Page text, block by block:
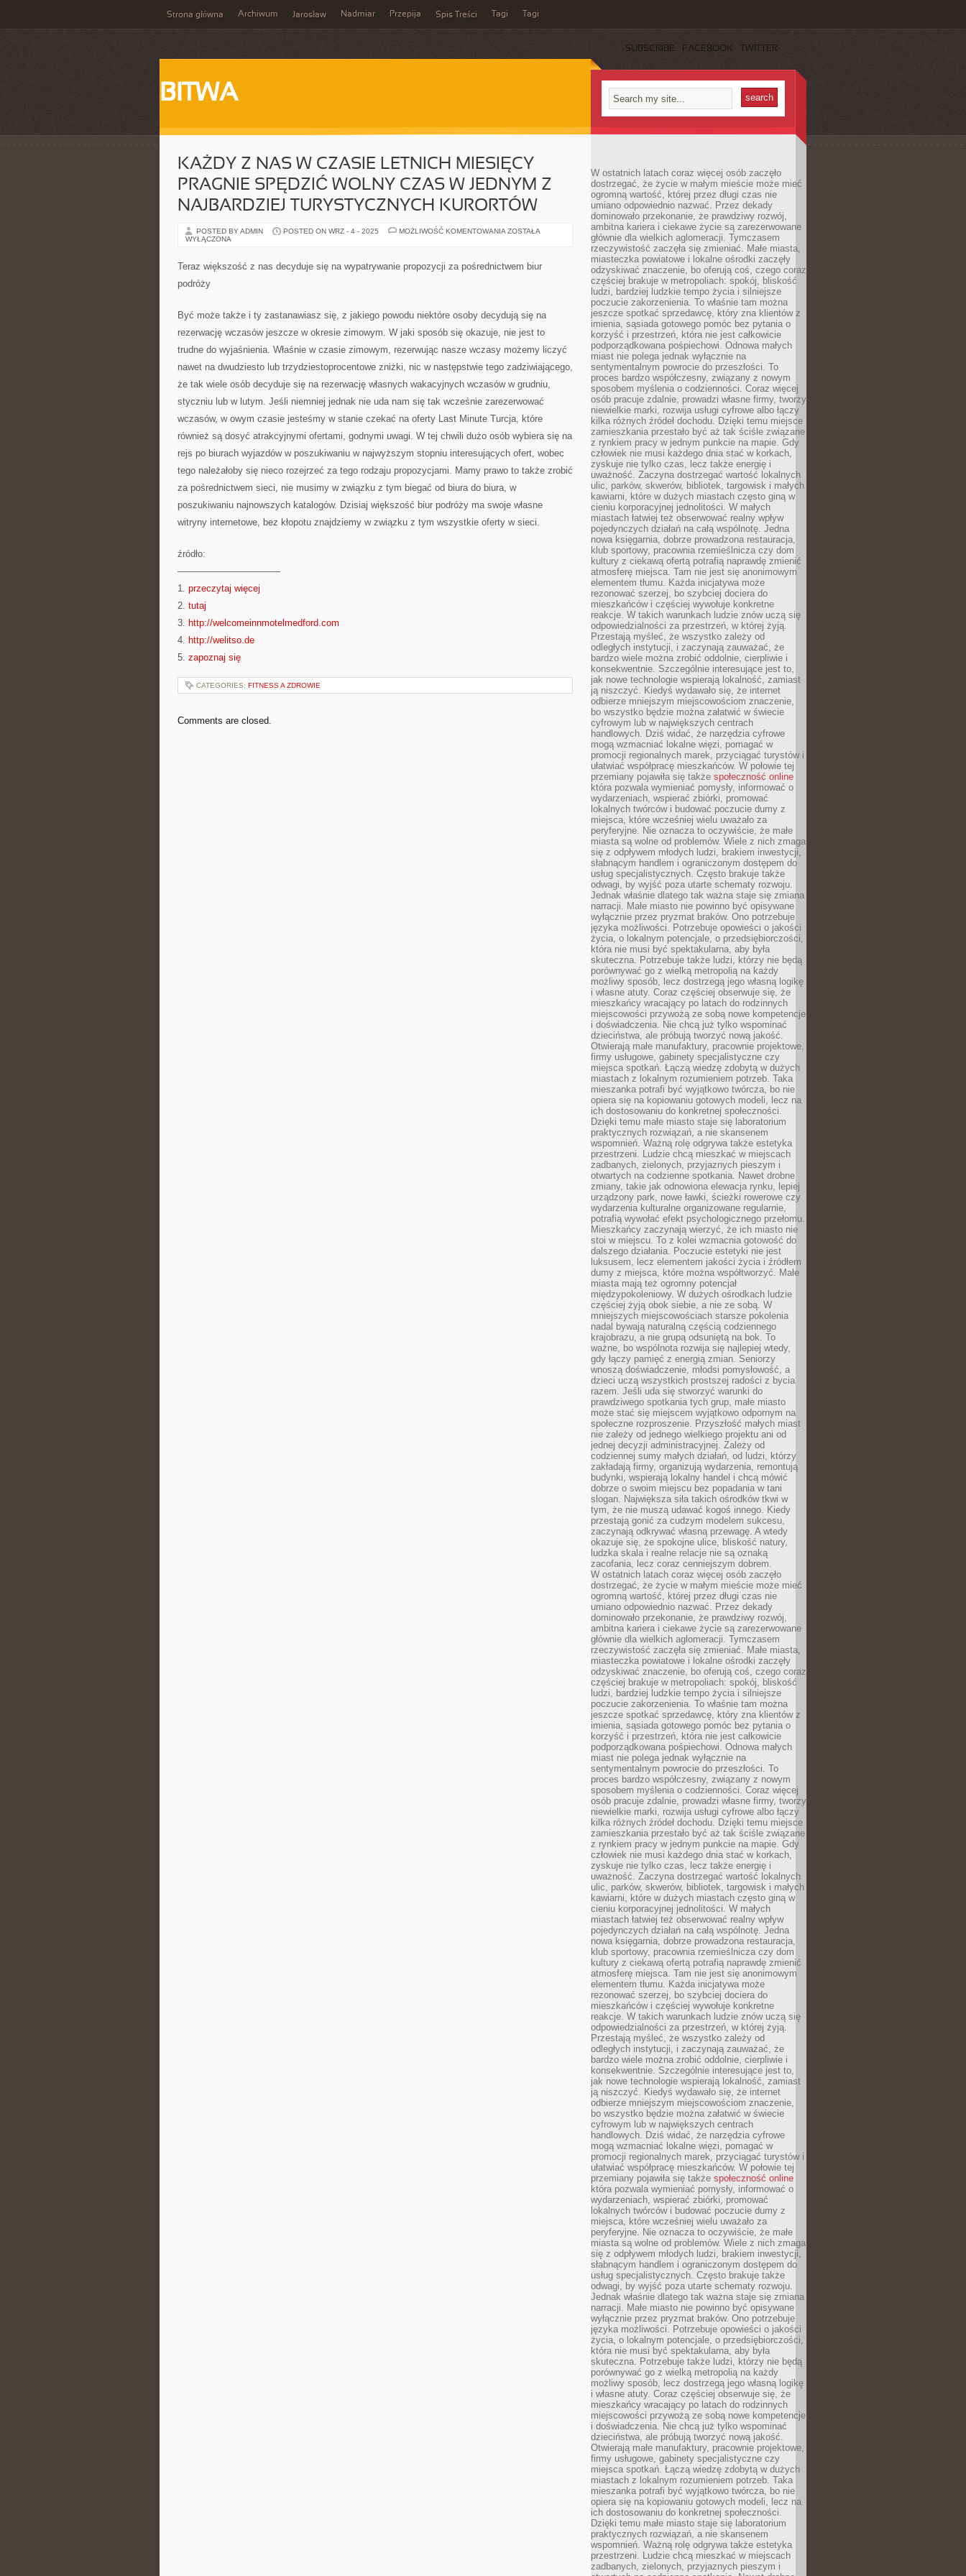
Strona główna Archiwum Jarosław Nadmiar Przepija Spis Treści Tagi Tagi
SUBSCRIBE FACEBOOK TWITTER
BITWA
KAŻDY Z NAS W CZASIE LETNICH MIESIĘCY
PRAGNIE SPĘDZIĆ WOLNY CZAS W JEDNYM Z
NAJBARDZIEJ TURYSTYCZNYCH KURORTÓW
POSTED BY ADMIN POSTED ON WRZ - 4 - 2025 MOŻLIWOŚĆ KOMENTOWANIA KAŻDY
CZASIE
LETNICH
W
Z
TURYSTYCZNYCH
KURORTÓW
ZOSTAŁA
WYŁĄCZONA
Teraz większość z nas decyduje się na wypatrywanie propozycji za pośrednictwem biur
podróży
Być może także i ty zastanawiasz się, z jakiego powodu niektóre osoby decydują się na
rezerwację wczasów jeszcze w okresie zimowym. W jaki sposób się okazuje, nie jest to
trudne do wyjaśnienia. Właśnie w czasie zimowym, rezerwując nasze wczasy możemy liczyć
nawet na dwudziesto lub trzydziestoprocentowe zniżki, nic w następstwie tego zadziwiającego,
że tak wiele osób decyduje się na rezerwację własnych wakacyjnych wczasów w grudniu,
styczniu lub w lutym. Jeśli niemniej jednak nie uda nam się tak wcześnie zarezerwować
wczasów, w owym czasie jesteśmy w stanie czekać na oferty Last Minute Turcja, które
również są dosyć atrakcyjnymi ofertami, godnymi uwagi. W tej chwili dużo osób wybiera się na
rejs po biurach wyjazdów w poszukiwaniu w najwyższym stopniu interesujących ofert, wobec
tego należałoby się nieco rozejrzeć za tego rodzaju propozycjami. Mamy prawo to także zrobić
za pośrednictwem sieci, nie musimy w związku z tym biegać od biura do biura, w
poszukiwaniu najnowszych katalogów. Dzisiaj większość biur podróży ma swoje własne
witryny internetowe, bez kłopotu znajdziemy w związku z tym wszystkie oferty w sieci.
źródło:
———————————
1. przeczytaj więcej
2. tutaj
3. http://welcomeinnmotelmedford.com
4. http://welitso.de
5. zapoznaj się
CATEGORIES: FITNESS A ZDROWIE
Comments are closed.
W ostatnich latach coraz więcej osób zaczęło
dostrzegać, że życie w małym mieście może mieć
ogromną wartość, której przez długi czas nie
umiano odpowiednio nazwać. Przez dekady
dominowało przekonanie, że prawdziwy rozwój,
ambitna kariera i ciekawe życie są zarezerwowane
głównie dla wielkich aglomeracji. Tymczasem
rzeczywistość zaczęła się zmieniać. Małe miasta,
miasteczka powiatowe i lokalne ośrodki zaczęły
odzyskiwać znaczenie, bo oferują coś, czego coraz
częściej brakuje w metropoliach: spokój, bliskość
ludzi, bardziej ludzkie tempo życia i silniejsze
poczucie zakorzenienia. To właśnie tam można
jeszcze spotkać sprzedawcę, który zna klientów z
imienia, sąsiada gotowego pomóc bez pytania o
korzyść i przestrzeń, która nie jest całkowicie
podporządkowana pośpiechowi. Odnowa małych
miast nie polega jednak wyłącznie na
sentymentalnym powrocie do przeszłości. To
proces bardzo współczesny, związany z nowym
sposobem myślenia o codzienności. Coraz więcej
osób pracuje zdalnie, prowadzi własne firmy, tworzy
niewielkie marki, rozwija usługi cyfrowe albo łączy
kilka różnych źródeł dochodu. Dzięki temu miejsce
zamieszkania przestało być aż tak ściśle związane
z rynkiem pracy w jednym punkcie na mapie. Gdy
człowiek nie musi każdego dnia stać w korkach,
zyskuje nie tylko czas, lecz także energię i
uważność. Zaczyna dostrzegać wartość lokalnych
ulic, parków, skwerów, bibliotek, targowisk i małych
kawiarni, które w dużych miastach często giną w
cieniu korporacyjnej jednolitości. W małych
miastach łatwiej też obserwować realny wpływ
pojedynczych działań na całą wspólnotę. Jedna
nowa księgarnia, dobrze prowadzona restauracja,
klub sportowy, pracownia rzemieślnicza czy dom
kultury z ciekawą ofertą potrafią naprawdę zmienić
atmosferę miejsca. Tam nie jest się anonimowym
elementem tłumu. Każda inicjatywa może
rezonować szerzej, bo szybciej dociera do
mieszkańców i częściej wywołuje konkretne
reakcje. W takich warunkach ludzie znów uczą się
odpowiedzialności za przestrzeń, w której żyją.
Przestają myśleć, że wszystko zależy od
odległych instytucji, i zaczynają zauważać, że
bardzo wiele można zrobić oddolnie, cierpliwie i
konsekwentnie. Szczególnie interesujące jest to,
jak nowe technologie wspierają lokalność, zamiast
ją niszczyć. Kiedyś wydawało się, że internet
odbierze mniejszym miejscowościom znaczenie,
bo wszystko będzie można załatwić w świecie
cyfrowym lub w największych centrach
handlowych. Dziś widać, że narzędzia cyfrowe
mogą wzmacniać lokalne więzi, pomagać w
promocji regionalnych marek, przyciągać turystów i
ułatwiać współpracę mieszkańców. W połowie tej
przemiany pojawiła się także społeczność online
która pozwala wymieniać pomysły, informować o
wydarzeniach, wspierać zbiórki, promować
lokalnych twórców i budować poczucie dumy z
miejsca, które wcześniej wielu uważało za
peryferyjne. Nie oznacza to oczywiście, że małe
miasta są wolne od problemów. Wiele z nich zmaga
się z odpływem młodych ludzi, brakiem inwestycji,
słabnącym handlem i ograniczonym dostępem do
usług specjalistycznych. Często brakuje także
odwagi, by wyjść poza utarte schematy rozwoju.
Jednak właśnie dlatego tak ważna staje się zmiana
narracji. Małe miasto nie powinno być opisywane
wyłącznie przez pryzmat braków. Ono potrzebuje
języka możliwości. Potrzebuje opowieści o jakości
życia, o lokalnym potencjale, o przedsiębiorczości,
która nie musi być spektakularna, aby była
skuteczna. Potrzebuje także ludzi, którzy nie będą
porównywać go z wielką metropolią na każdy
możliwy sposób, lecz dostrzegą jego własną logikę
i własne atuty. Coraz częściej obserwuje się, że
mieszkańcy wracający po latach do rodzinnych
miejscowości przywożą ze sobą nowe kompetencje
i doświadczenia. Nie chcą już tylko wspominać
dzieciństwa, ale próbują tworzyć nową jakość.
Otwierają małe manufaktury, pracownie projektowe,
firmy usługowe, gabinety specjalistyczne czy
miejsca spotkań. Łączą wiedzę zdobytą w dużych
miastach z lokalnym rozumieniem potrzeb. Taka
mieszanka potrafi być wyjątkowo twórcza, bo nie
opiera się na kopiowaniu gotowych modeli, lecz na
ich dostosowaniu do konkretnej społeczności.
Dzięki temu małe miasto staje się laboratorium
praktycznych rozwiązań, a nie skansenem
wspomnień. Ważną rolę odgrywa także estetyka
przestrzeni. Ludzie chcą mieszkać w miejscach
zadbanych, zielonych, przyjaznych pieszym i
otwartych na codzienne spotkania. Nawet drobne
zmiany, takie jak odnowiona elewacja rynku, lepiej
urządzony park, nowe ławki, ścieżki rowerowe czy
wydarzenia kulturalne organizowane regularnie,
potrafią wywołać efekt psychologicznego przełomu.
Mieszkańcy zaczynają wierzyć, że ich miasto nie
stoi w miejscu. To z kolei wzmacnia gotowość do
dalszego działania. Poczucie estetyki nie jest
luksusem, lecz elementem jakości życia i źródłem
dumy z miejsca, które można współtworzyć. Małe
miasta mają też ogromny potencjał
międzypokoleniowy. W dużych ośrodkach ludzie
częściej żyją obok siebie, a nie ze sobą. W
mniejszych miejscowościach starsze pokolenia
nadal bywają naturalną częścią codziennego
krajobrazu, a nie grupą odsuniętą na bok. To
ważne, bo wspólnota rozwija się najlepiej wtedy,
gdy łączy pamięć z energią zmian. Seniorzy
wnoszą doświadczenie, młodsi pomysłowość, a
dzieci uczą wszystkich prostszej radości z bycia
razem. Jeśli uda się stworzyć warunki do
prawdziwego spotkania tych grup, małe miasto
może stać się miejscem wyjątkowo odpornym na
społeczne rozproszenie. Przyszłość małych miast
nie zależy od jednego wielkiego projektu ani od
jednej decyzji administracyjnej. Zależy od
codziennej sumy małych działań, od ludzi, którzy
zakładają firmy, organizują wydarzenia, remontują
budynki, wspierają lokalny handel i chcą mówić
dobrze o swoim miejscu bez popadania w tani
slogan. Największa siła takich ośrodków tkwi w
tym, że nie muszą udawać kogoś innego. Kiedy
przestają gonić za cudzym modelem sukcesu,
zaczynają odkrywać własną przewagę. A wtedy
okazuje się, że spokojne ulice, bliskość natury,
ludzka skala i realne relacje nie są oznaką
zacofania, lecz coraz cenniejszym dobrem.
W ostatnich latach coraz więcej osób zaczęło
dostrzegać, że życie w małym mieście może mieć
ogromną wartość, której przez długi czas nie
umiano odpowiednio nazwać. Przez dekady
dominowało przekonanie, że prawdziwy rozwój,
ambitna kariera i ciekawe życie są zarezerwowane
głównie dla wielkich aglomeracji. Tymczasem
rzeczywistość zaczęła się zmieniać. Małe miasta,
miasteczka powiatowe i lokalne ośrodki zaczęły
odzyskiwać znaczenie, bo oferują coś, czego coraz
częściej brakuje w metropoliach: spokój, bliskość
ludzi, bardziej ludzkie tempo życia i silniejsze
poczucie zakorzenienia. To właśnie tam można
jeszcze spotkać sprzedawcę, który zna klientów z
imienia, sąsiada gotowego pomóc bez pytania o
korzyść i przestrzeń, która nie jest całkowicie
podporządkowana pośpiechowi. Odnowa małych
miast nie polega jednak wyłącznie na
sentymentalnym powrocie do przeszłości. To
proces bardzo współczesny, związany z nowym
sposobem myślenia o codzienności. Coraz więcej
osób pracuje zdalnie, prowadzi własne firmy, tworzy
niewielkie marki, rozwija usługi cyfrowe albo łączy
kilka różnych źródeł dochodu. Dzięki temu miejsce
zamieszkania przestało być aż tak ściśle związane
z rynkiem pracy w jednym punkcie na mapie. Gdy
człowiek nie musi każdego dnia stać w korkach,
zyskuje nie tylko czas, lecz także energię i
uważność. Zaczyna dostrzegać wartość lokalnych
ulic, parków, skwerów, bibliotek, targowisk i małych
kawiarni, które w dużych miastach często giną w
cieniu korporacyjnej jednolitości. W małych
miastach łatwiej też obserwować realny wpływ
pojedynczych działań na całą wspólnotę. Jedna
nowa księgarnia, dobrze prowadzona restauracja,
klub sportowy, pracownia rzemieślnicza czy dom
kultury z ciekawą ofertą potrafią naprawdę zmienić
atmosferę miejsca. Tam nie jest się anonimowym
elementem tłumu. Każda inicjatywa może
rezonować szerzej, bo szybciej dociera do
mieszkańców i częściej wywołuje konkretne
reakcje. W takich warunkach ludzie znów uczą się
odpowiedzialności za przestrzeń, w której żyją.
Przestają myśleć, że wszystko zależy od
odległych instytucji, i zaczynają zauważać, że
bardzo wiele można zrobić oddolnie, cierpliwie i
konsekwentnie. Szczególnie interesujące jest to,
jak nowe technologie wspierają lokalność, zamiast
ją niszczyć. Kiedyś wydawało się, że internet
odbierze mniejszym miejscowościom znaczenie,
bo wszystko będzie można załatwić w świecie
cyfrowym lub w największych centrach
handlowych. Dziś widać, że narzędzia cyfrowe
mogą wzmacniać lokalne więzi, pomagać w
promocji regionalnych marek, przyciągać turystów i
ułatwiać współpracę mieszkańców. W połowie tej
przemiany pojawiła się także społeczność online
która pozwala wymieniać pomysły, informować o
wydarzeniach, wspierać zbiórki, promować
lokalnych twórców i budować poczucie dumy z
miejsca, które wcześniej wielu uważało za
peryferyjne. Nie oznacza to oczywiście, że małe
miasta są wolne od problemów. Wiele z nich zmaga
się z odpływem młodych ludzi, brakiem inwestycji,
słabnącym handlem i ograniczonym dostępem do
usług specjalistycznych. Często brakuje także
odwagi, by wyjść poza utarte schematy rozwoju.
Jednak właśnie dlatego tak ważna staje się zmiana
narracji. Małe miasto nie powinno być opisywane
wyłącznie przez pryzmat braków. Ono potrzebuje
języka możliwości. Potrzebuje opowieści o jakości
życia, o lokalnym potencjale, o przedsiębiorczości,
która nie musi być spektakularna, aby była
skuteczna. Potrzebuje także ludzi, którzy nie będą
porównywać go z wielką metropolią na każdy
możliwy sposób, lecz dostrzegą jego własną logikę
i własne atuty. Coraz częściej obserwuje się, że
mieszkańcy wracający po latach do rodzinnych
miejscowości przywożą ze sobą nowe kompetencje
i doświadczenia. Nie chcą już tylko wspominać
dzieciństwa, ale próbują tworzyć nową jakość.
Otwierają małe manufaktury, pracownie projektowe,
firmy usługowe, gabinety specjalistyczne czy
miejsca spotkań. Łączą wiedzę zdobytą w dużych
miastach z lokalnym rozumieniem potrzeb. Taka
mieszanka potrafi być wyjątkowo twórcza, bo nie
opiera się na kopiowaniu gotowych modeli, lecz na
ich dostosowaniu do konkretnej społeczności.
Dzięki temu małe miasto staje się laboratorium
praktycznych rozwiązań, a nie skansenem
wspomnień. Ważną rolę odgrywa także estetyka
przestrzeni. Ludzie chcą mieszkać w miejscach
zadbanych, zielonych, przyjaznych pieszym i